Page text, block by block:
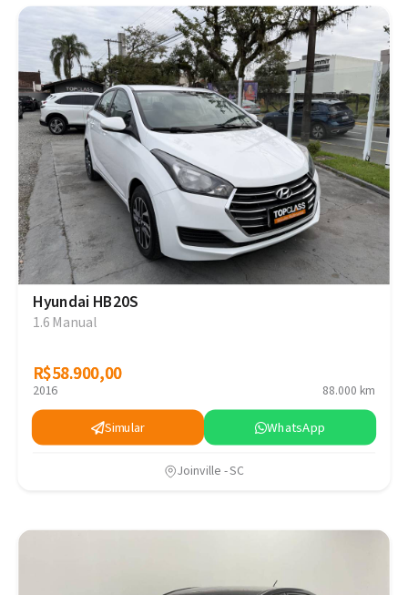
Hyundai HB20S
1.6 Manual
R$58.900,00
R$58.900,00
2016 88.000 km
Simular WhatsApp
Joinville - SC